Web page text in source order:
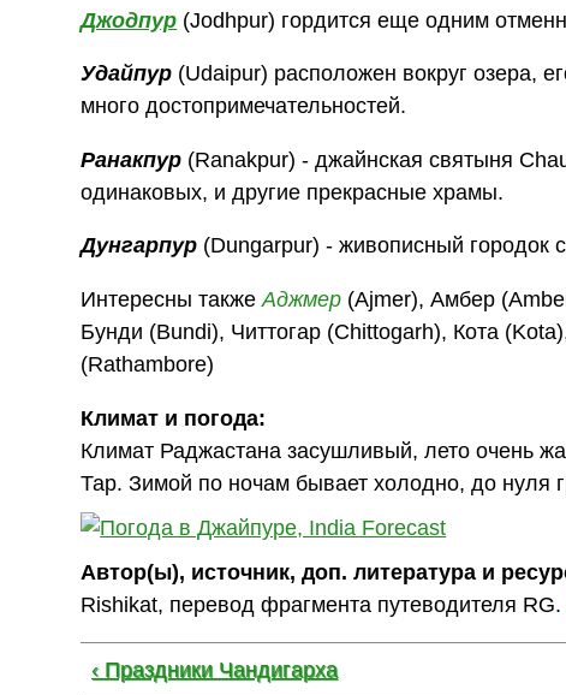
Джодпур (Jodhpur) гордится еще одним
Удайпур (Udaipur) расположен вокруг озера,
много достопримечательностей.
Ранакпур (Ranakpur) - джайнская святыня
одинаковых, и другие прекрасные храмы.
Дунгарпур (Dungarpur) - живописный городок
Интересны такжеАджмер (Ajmer), Амбер
Бунди (Bundi), Читтогар (Chittogarh), Кота
(Rathambore)
Климат и погода:
Климат Раджастана засушливый, лето очень
Тар. Зимой по ночам бывает холодно, до нуля
Автор(ы), источник, доп. литература и
Rishikat, перевод фрагмента путеводителя RG.
‹ Праздники Чандигарха